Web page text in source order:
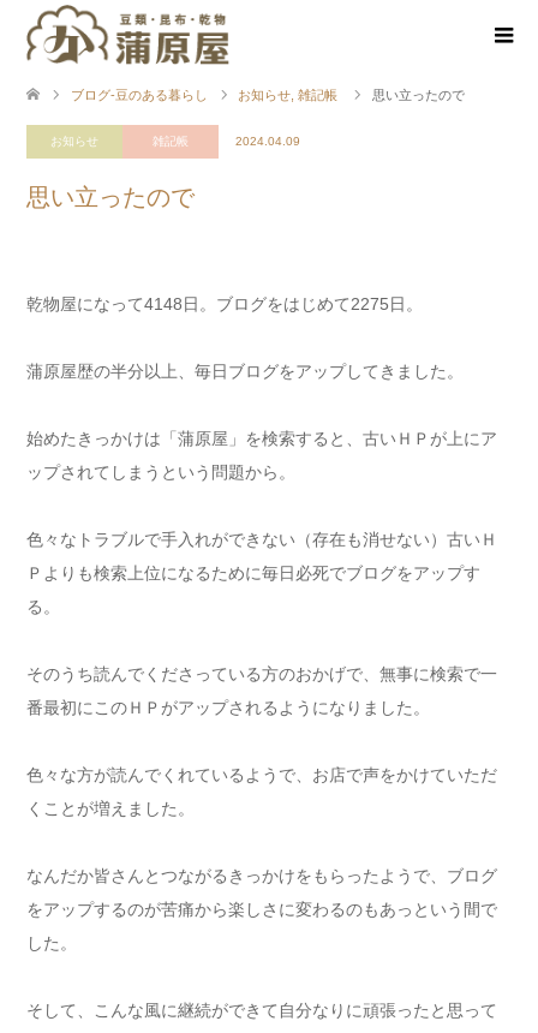
ブログ-豆のある暮らし お知らせ 雑記帳 思い立ったので
お知らせ 雑記帳 2024.04.09
思い立ったので
乾物屋になって4148日。ブログをはじめて2275日。
蒲原屋歴の半分以上、毎日ブログをアップしてきました。
始めたきっかけは「蒲原屋」を検索すると、古いＨＰが上にア
ップされてしまうという問題から。
色々なトラブルで手入れができない（存在も消せない）古いＨ
Ｐよりも検索上位になるために毎日必死でブログをアップす
る。
そのうち読んでくださっている方のおかげで、無事に検索で一
番最初にこのＨＰがアップされるようになりました。
色々な方が読んでくれているようで、お店で声をかけていただ
くことが増えました。
なんだか皆さんとつながるきっかけをもらったようで、ブログ
をアップするのが苦痛から楽しさに変わるのもあっという間で
した。
そして、こんな風に継続ができて自分なりに頑張ったと思って